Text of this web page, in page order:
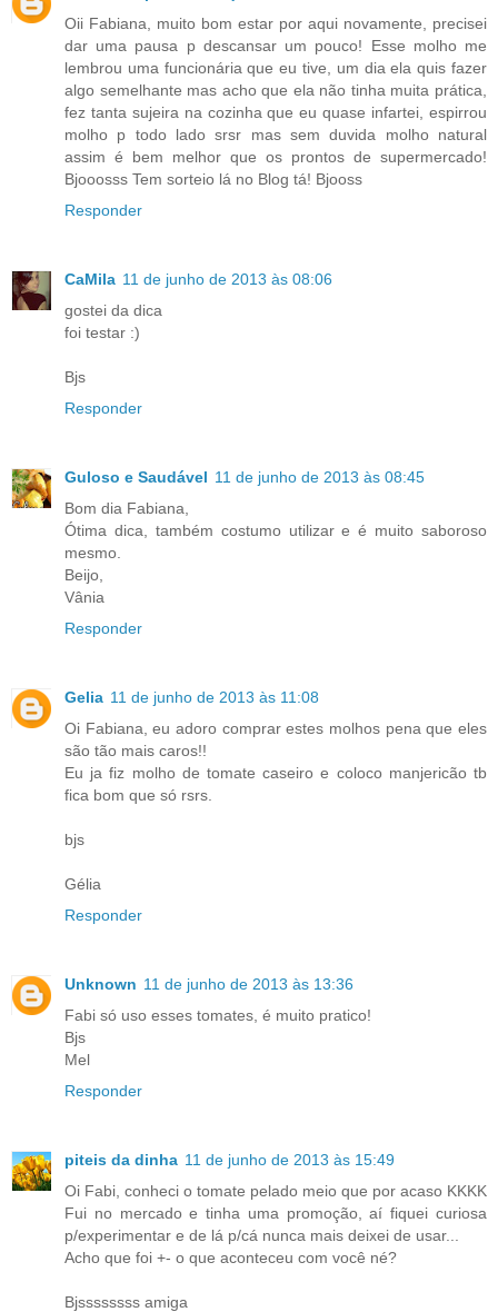
Oii Fabiana, muito bom estar por aqui novamente, precisei
dar uma pausa p descansar um pouco! Esse molho me
lembrou uma funcionária que eu tive, um dia ela quis fazer
algo semelhante mas acho que ela não tinha muita prática,
fez tanta sujeira na cozinha que eu quase infartei, espirrou
molho p todo lado srsr mas sem duvida molho natural
assim é bem melhor que os prontos de supermercado!
Bjooosss Tem sorteio lá no Blog tá! Bjooss
Responder
CaMila 11 de junho de 2013 às 08:06
gostei da dica
foi testar :)
Bjs
Responder
Guloso e Saudável 11 de junho de 2013 às 08:45
Bom dia Fabiana,
Ótima dica, também costumo utilizar e é muito saboroso
mesmo.
Beijo,
Vânia
Responder
Gelia 11 de junho de 2013 às 11:08
Oi Fabiana, eu adoro comprar estes molhos pena que eles
são tão mais caros!!
Eu ja fiz molho de tomate caseiro e coloco manjericão tb
fica bom que só rsrs.
bjs
Gélia
Responder
Unknown 11 de junho de 2013 às 13:36
Fabi só uso esses tomates, é muito pratico!
Bjs
Mel
Responder
piteis da dinha 11 de junho de 2013 às 15:49
Oi Fabi, conheci o tomate pelado meio que por acaso KKKK
Fui no mercado e tinha uma promoção, aí fiquei curiosa
p/experimentar e de lá p/cá nunca mais deixei de usar...
Acho que foi +- o que aconteceu com você né?
Bjssssssss amiga